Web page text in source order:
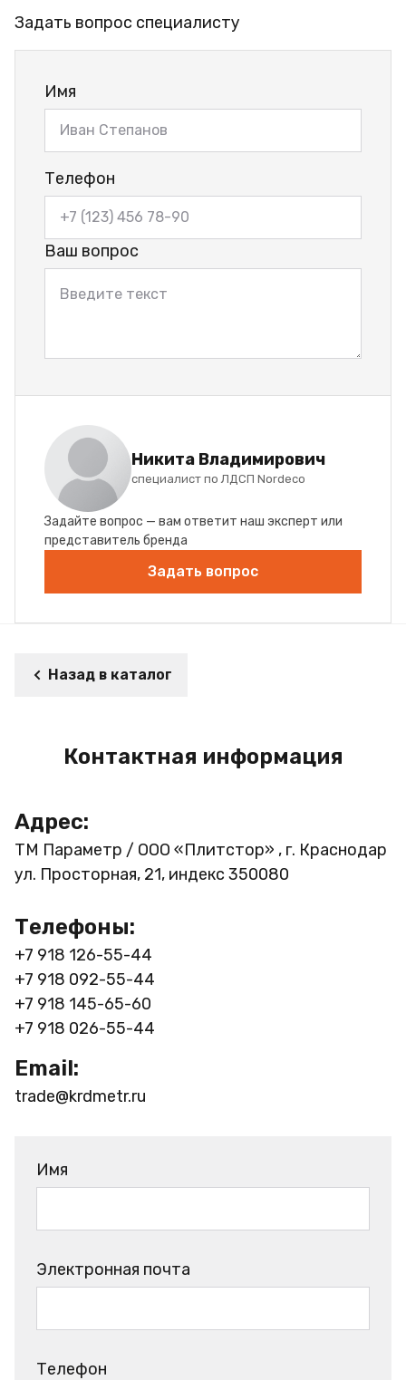
Задать вопрос специалисту
Имя
Телефон
Ваш вопрос
Никита Владимирович
специалист по ЛДСП Nordeco
Задайте вопрос — вам ответит наш эксперт или
представитель бренда
Задать вопрос
Назад в каталог
Контактная информация
Адрес:
ТМ Параметр / ООО «Плитстор» , г. Краснодар
ул. Просторная, 21, индекс 350080
Телефоны:
+7 918 126-55-44
+7 918 092-55-44
+7 918 145-65-60
+7 918 026-55-44
Email:
trade@krdmetr.ru
Имя
Электронная почта
Телефон